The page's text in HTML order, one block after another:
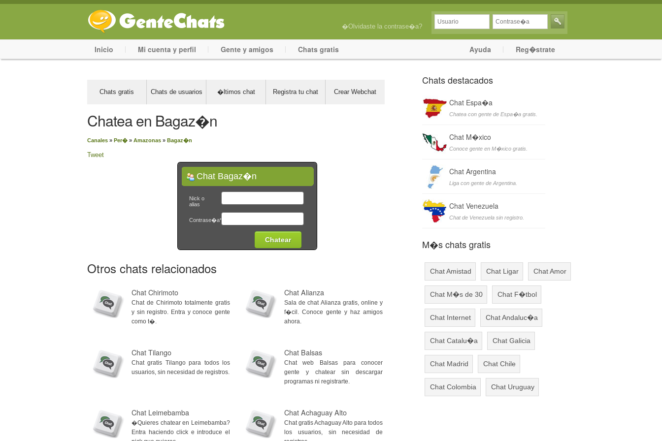
�Olvidaste la contrase�a?
Inicio Mi cuenta y perfil Gente y amigos Chats gratis Ayuda Reg�strate
Chats gratis Chats de usuarios �ltimos chat Registra tu chat Crear Webchat
Chatea en Bagaz�n
Canales » Per� » Amazonas » Bagaz�n
Tweet
Chat Bagaz�n
Nick o
alias
Contrase�a*
Otros chats relacionados
Chat Chirimoto
Chat de Chirimoto totalmente gratis
y sin registro. Entra y conoce gente
como t�.
Chat Alianza
Sala de chat Alianza gratis, online y
f�cil. Conoce gente y haz amigos
ahora.
Chat Tilango
Chat gratis Tilango para todos los
usuarios, sin necesidad de registros.
Chat Balsas
Chat web Balsas para conocer
gente y chatear sin descargar
programas ni registrarte.
Chat Leimebamba
�Quieres chatear en Leimebamba?
Entra haciendo click e introduce el
Chat Achaguay Alto
Chat gratis Achaguay Alto para todos
los usuarios, sin necesidad de
Chats destacados
Chat Espa�a
Chatea con gente de Espa�a gratis.
Chat M�xico
Conoce gente en M�xico gratis.
Chat Argentina
Liga con gente de Argentina.
Chat Venezuela
Chat de Venezuela sin registro.
M�s chats gratis
Chat Amistad Chat Ligar Chat Amor
Chat M�s de 30 Chat F�tbol
Chat Internet Chat Andaluc�a
Chat Catalu�a Chat Galicia
Chat Madrid Chat Chile
Chat Colombia Chat Uruguay